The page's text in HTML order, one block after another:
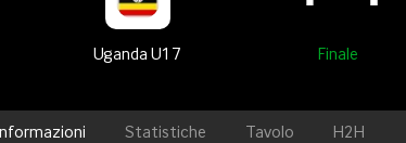
Uganda U17 Finale
Informazioni Statistiche Tavolo H2H